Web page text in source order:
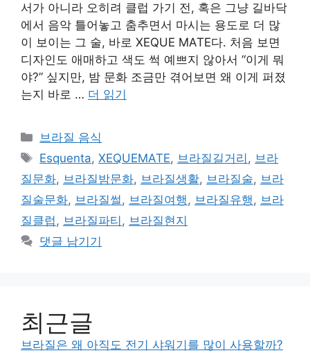
서가 아니라 오히려 클럽 가기 전, 혹은 그냥 길바닥
에서 음악 틀어놓고 춤추면서 마시는 용도로 더 많
이 보이는 그 술, 바로 XEQUE MATE다. 처음 보면
디자인도 애매하고 색도 썩 예쁘지 않아서 “이게 뭐
야?” 싶지만, 밤 문화 조금만 겪어보면 왜 이게 퍼졌
는지 바로 … 더 읽기
카
테
리
브라질 음식
태
그
Esquenta,XEQUEMATE, 브라질길거리 , 브라
질문화, 브라질밤문화, 브라질생활, 브라질술, 브라
질술문화, 브라질썰, 브라질여행, 브라질유행, 브라
질클럽, 브라질파티 , 브라질현지
댓글 남기기
최근글
브라질은 왜 아직도 전기 샤워기를 많이 사용할까?